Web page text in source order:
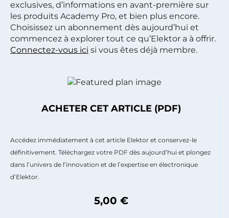
exclusives, d’informations en avant-première sur
les produits Academy Pro, et bien plus encore.
Choisissez un abonnement dès aujourd’hui et
commencez à explorer tout ce qu’Elektor a à offrir.
Connectez-vous ici si vous êtes déjà membre.
ACHETER CET ARTICLE (PDF)
Accédez immédiatement à cet article Elektor et conservez-le
définitivement. Téléchargez votre PDF dès aujourd’hui et plongez
dans l’univers de l’innovation et de l’expertise en électronique
d’Elektor.
5,00 €